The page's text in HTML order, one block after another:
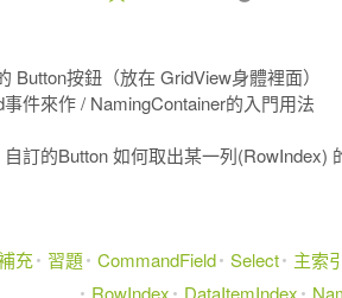
Button按鈕（放在 GridView身體裡面）
件來作 / NamingContainer的入門用法
訂的Button 如何取出某一列(RowIndex)
充 習題 CommandField Select 主索
RowIndex
DataItemIndex